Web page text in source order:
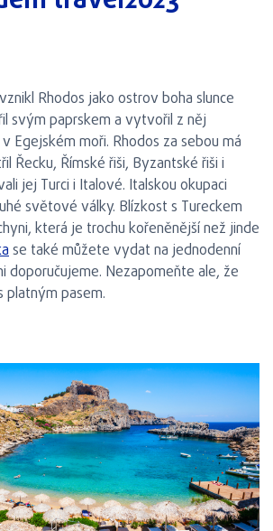
Rhodos jako ostrov boha slunce
svým paprskem a vytvořil z něj
Egejském moři. Rhodos za sebou má
Řecku, Římské řiši, Byzantské řiši i
jej Turci i Italové. Italskou okupaci
světové války. Blízkost s Tureckem
která je trochu kořeněnější než jinde
se také můžete vydat na jednodenní
doporučujeme. Nezapomeňte ale, že
platným pasem.